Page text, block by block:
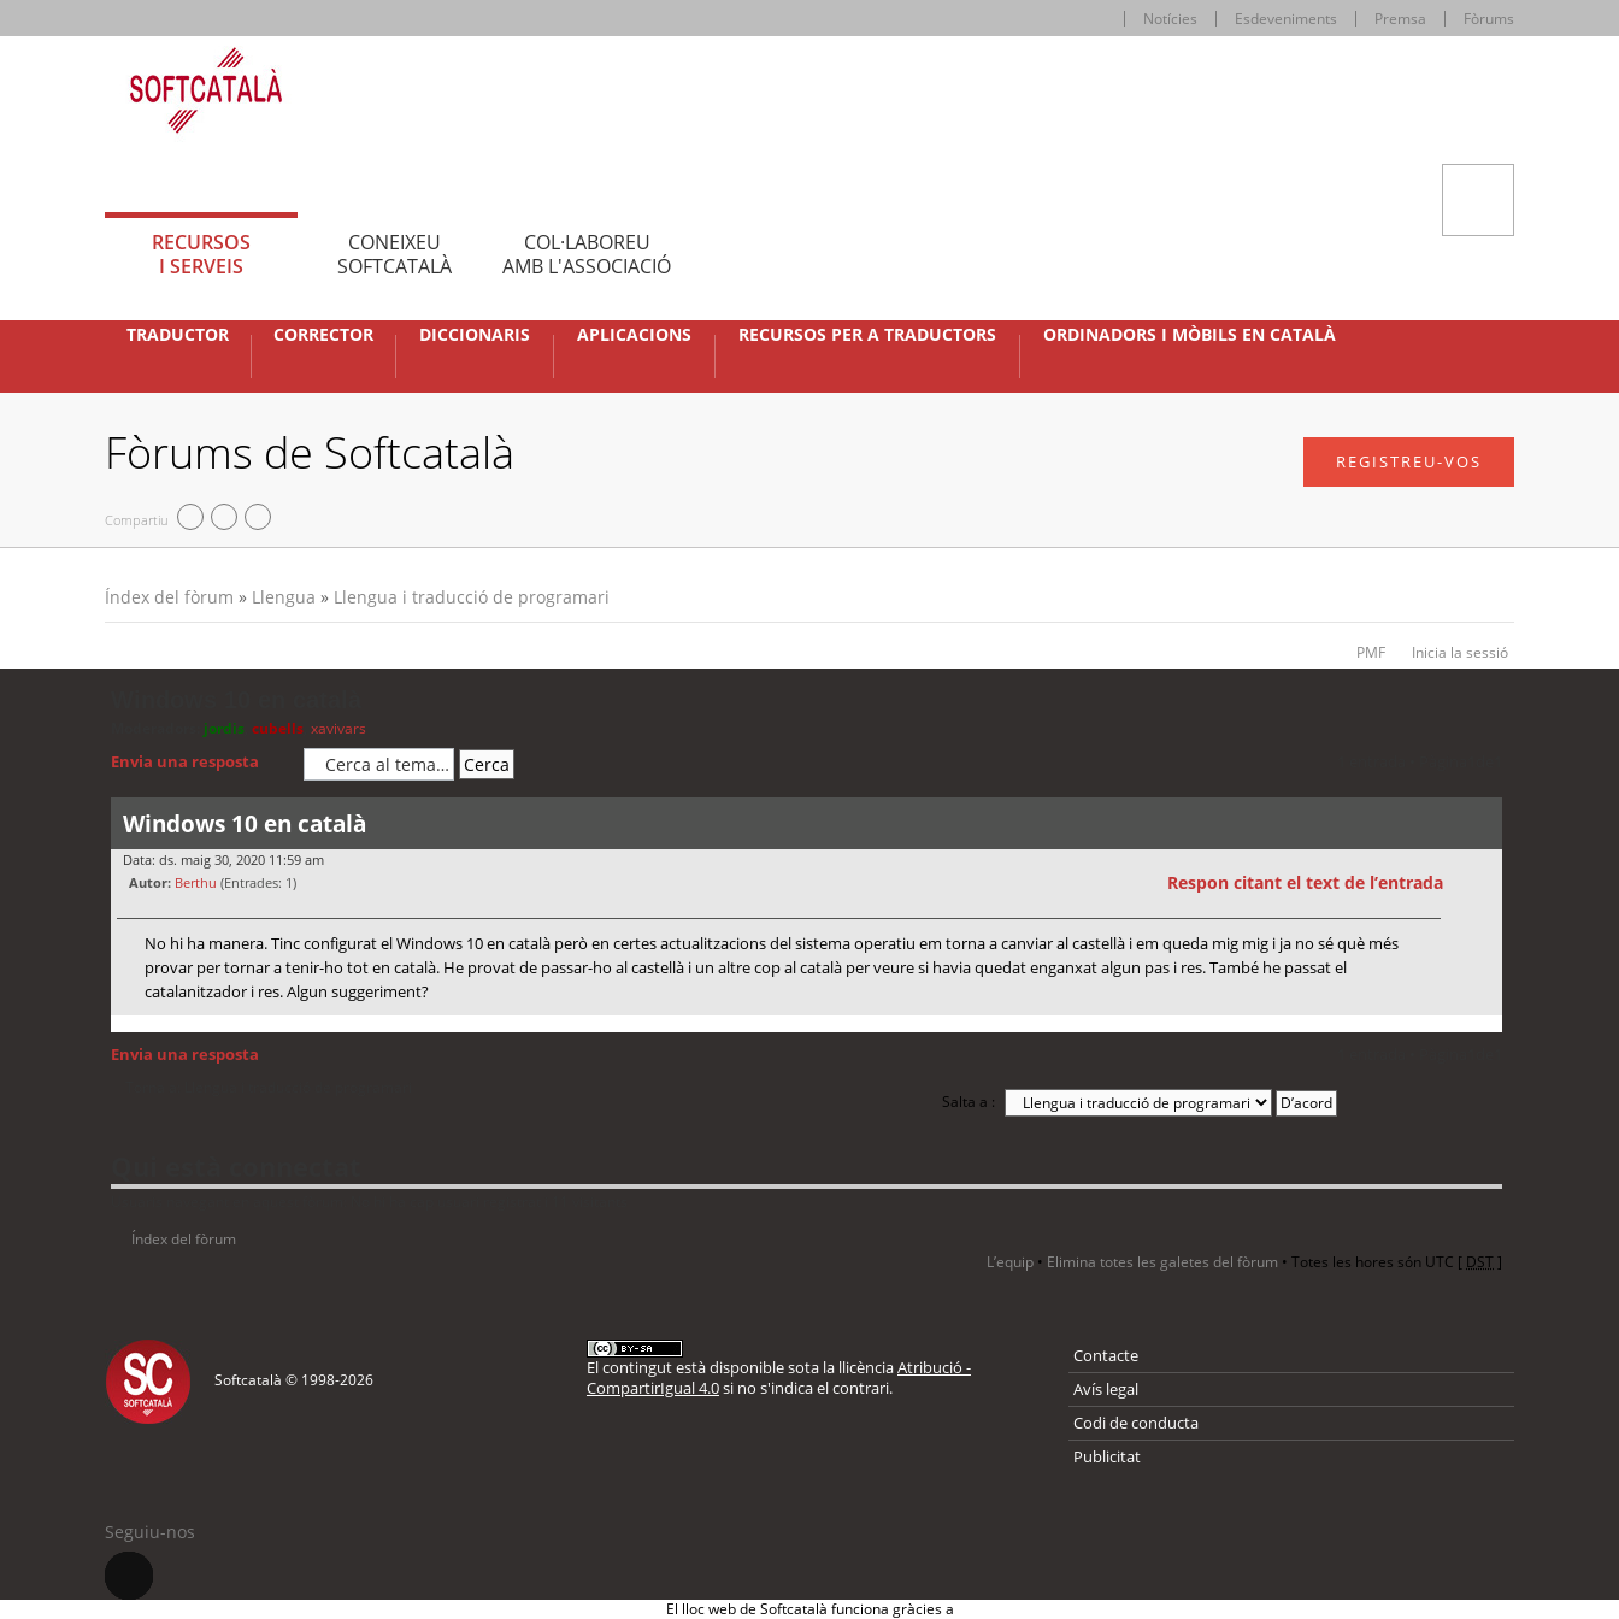
Notícies Esdeveniments Premsa Fòrums
RECURSOS
I SERVEIS
CONEIXEU
SOFTCATALÀ
COL·LABOREU
AMB L'ASSOCIACIÓ
TRADUCTOR CORRECTOR DICCIONARIS APLICACIONS RECURSOS PER A TRADUCTORS ORDINADORS I MÒBILS EN CATALÀ
Fòrums de Softcatalà
Compartiu
REGISTREU-VOS
Índex del fòrum » Llengua » Llengua i traducció de programari
PMF Inicia la sessió
jordis cubells xavivars
Envia una resposta
Windows 10 en català
Data: ds. maig 30, 2020 11:59 am
Autor: Berthu (Entrades: 1) Respon citant el text de l’entrada
No hi ha manera. Tinc configurat el Windows 10 en català però en certes actualitzacions del sistema operatiu em torna a canviar al castellà i em queda mig mig i ja no sé què més
provar per tornar a tenir-ho tot en català. He provat de passar-ho al castellà i un altre cop al català per veure si havia quedat enganxat algun pas i res. També he passat el
catalanitzador i res. Algun suggeriment?
Envia una resposta
Salta a :
Índex del fòrum
L’equip • Elimina totes les galetes del fòrum • Totes les hores són UTC [ DST]
Softcatalà © 1998-2026
El contingut està disponible sota la llicènciaAtribució -
CompartirIgual 4.0si no s'indica el contrari.
Contacte
Avís legal
Codi de conducta
Publicitat
Seguiu-nos
El lloc web de Softcatalà funciona gràcies a